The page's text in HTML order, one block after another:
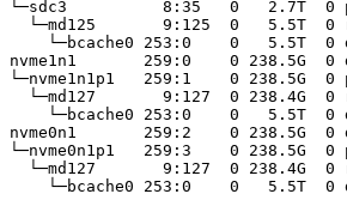
└─sdc3          8:35   0   2.7T  0
└─md125       9:125  0   5.5T  0
└─bcache0 253:0    0   5.5T  0
nvme1n1       259:0    0 238.5G
└─nvme1n1p1   259:1    0 238.5G
└─md127       9:127  0 238.4G  0
└─bcache0 253:0    0   5.5T  0
nvme0n1       259:2    0 238.5G
└─nvme0n1p1   259:3    0 238.5G
└─md127       9:127  0 238.4G  0
└─bcache0 253:0    0   5.5T  0